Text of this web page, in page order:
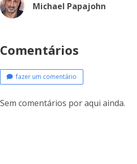
Michael Papajohn
Comentários
fazer um comentário
Sem comentários por aqui ainda.